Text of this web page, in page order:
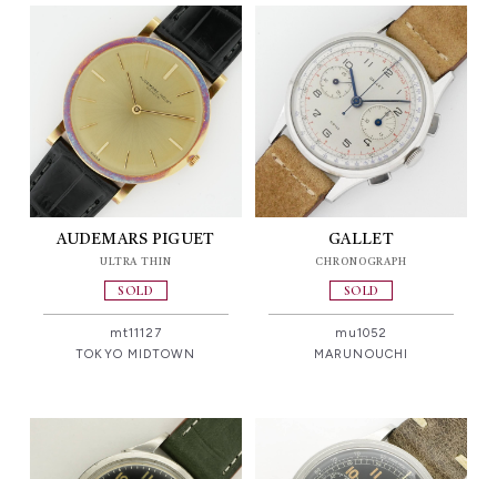
AUDEMARS PIGUET
ULTRA THIN
SOLD
mt11127
TOKYO MIDTOWN
GALLET
CHRONOGRAPH
SOLD
mu1052
MARUNOUCHI